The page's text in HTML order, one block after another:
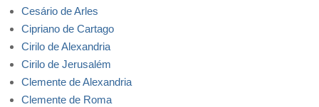
Cesário de Arles
Cipriano de Cartago
Cirilo de Alexandria
Cirilo de Jerusalém
Clemente de Alexandria
Clemente de Roma